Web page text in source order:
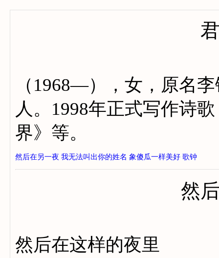
（1968—），女，原名
人。1998年正式写作诗
界》等。
然后在另一夜 我无法叫出你的姓名 象傻瓜一样美好 歌钟
然
然后在这样的夜里